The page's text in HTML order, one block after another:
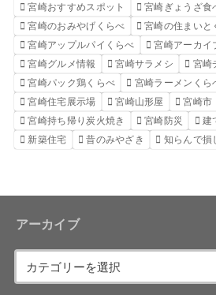
宮崎おすすめスポット
宮崎ぎょうざ食
宮崎のおみやげくらべ
宮崎の住まいと
宮崎アップルパイくらべ
宮崎アーカイ
宮崎グルメ情報
宮崎サラメシ
宮崎
宮崎パック鶏くらべ
宮崎ラーメンくら
宮崎住宅展示場
宮崎山形屋
宮崎市
宮崎持ち帰り炭火焼き
宮崎防災
建
新築住宅
昔のみやざき 知らんで損
アーカイブ